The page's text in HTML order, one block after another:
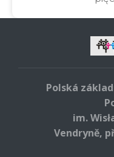
Polská
im.
Vendryně,